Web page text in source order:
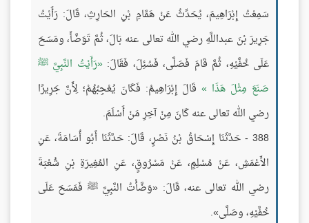
سَمِعْتُ إِبْرَاهِيمَ، يُحَدِّثُ عَنْ هَمَّامِ بْنِ الحَارِثِ، قَالَ: رَأَيْتُ
جَرِيرَ بْنَ عبداللَّهِ رضي الله تعالى عنه بَالَ، ثُمَّ تَوَضَّأَ، ومَسَحَ
عَلَى خُفَّيْهِ، ثُمَّ قَامَ فَصَلَّى، فَسُئِلَ، فَقَالَ: رَأَيْتُ النَّبِيَّ ﷺ
صَنَعَ مِثْلَ هَذَا
قَالَ إِبْرَاهِيمُ: فَكَانَ يُعْجِبُهُمْ؛ لِأَنَّ جَرِيرًا
رضي الله تعالى عنه كَانَ مِنْ آخِرِ مَنْ أَسْلَمَ.
388 - حَدَّثَنَا إِسْحَاقُ بْنُ نَصْرٍ، قَالَ: حَدَّثَنَا أَبُو أُسَامَةَ، عَنِ
الأَعْمَشِ، عَنْ مُسْلِمٍ، عَنْ مَسْرُوقٍ، عَنِ المُغِيرَةِ بْنِ شُعْبَةَ
رضي الله تعالى عنه، قَالَ: «وَضَّأْتُ النَّبِيَّ ﷺ فَمَسَحَ عَلَى
خُفَّيْهِ، وصَلَّى».